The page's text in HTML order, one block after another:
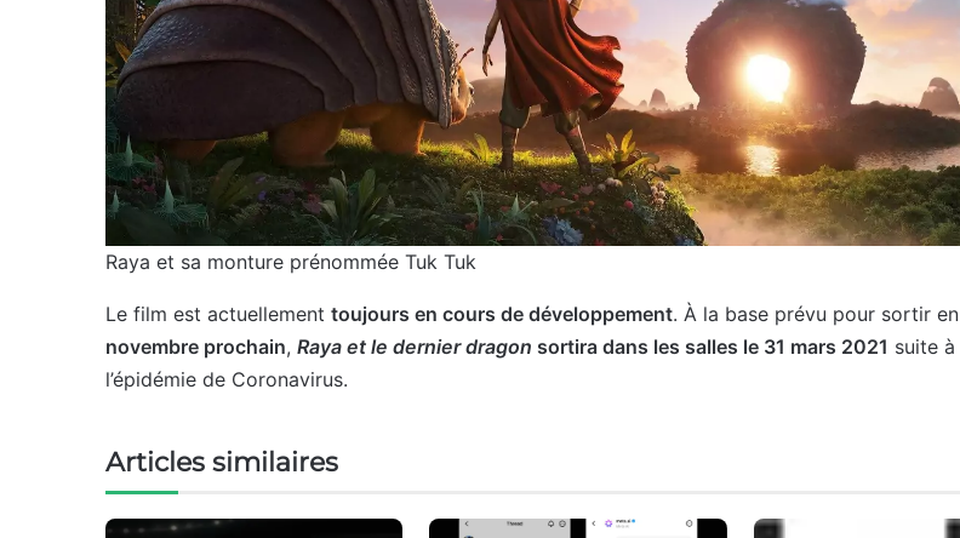
Raya et sa monture prénommée Tuk Tuk
Le film est actuellement toujours en cours de développement. À la base prévu pour sortir en
novembre prochain, Raya et le dernier dragon sortira dans les salles le 31 mars 2021 suite à
l’épidémie de Coronavirus.
Articles similaires